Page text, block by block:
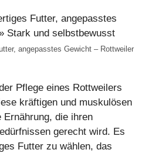
angepasstes Gewicht – Rottweiler
Pflege eines Rottweilers
kräftigen und muskulösen
Ernährung, die ihren
gerecht wird. Es
Futter zu wählen, das